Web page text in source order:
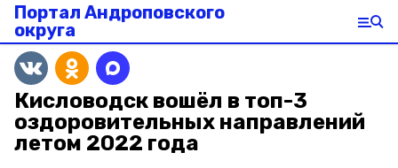
Портал Андроповского
округа
Кисловодск вошёл в топ-3
оздоровительных направлений
летом 2022 года